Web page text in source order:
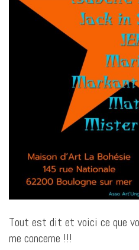
Tout est dit et voici ce que
me concerne !!!